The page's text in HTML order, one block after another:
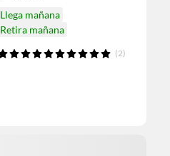
Llega mañana
Retira mañana
(2)